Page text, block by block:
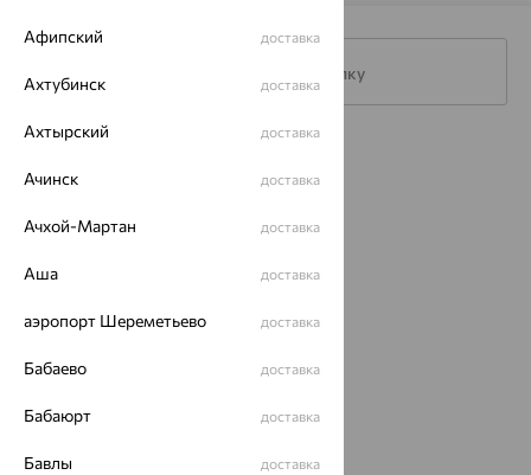
Подписаться на рассылку
О нас
Магазины и доставка г. Липецк
еще 3
Другие города
Афипский доставка
Ахтубинск доставка
Ахтырский доставка
Ачинск доставка
Ачхой-Мартан доставка
Аша доставка
аэропорт Шереметьево доставка
Бабаево доставка
Бабаюрт доставка
Бавлы доставка